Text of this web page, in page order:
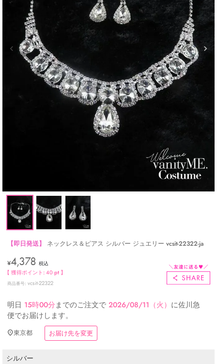
【即日発送】 ネックレス＆ピアス シルバー ジュエリー vcsit-22322-ja
¥4,378 税込
【 獲得ポイント:40pt 】
商品番号 vcsit-22322
明日 15時00分までのご注文で 2026/08/11（火） に佐川急
便でお届けします。
東京都 お届け先を変更
シルバー